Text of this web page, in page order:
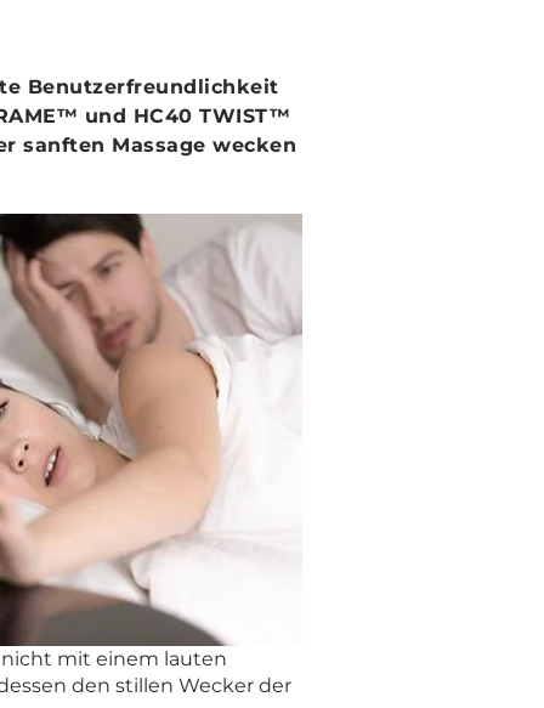
Benutzerfreundlichkeit
und HC40 TWIST™
sanften Massage wecken
mit einem lauten
den stillen Wecker der